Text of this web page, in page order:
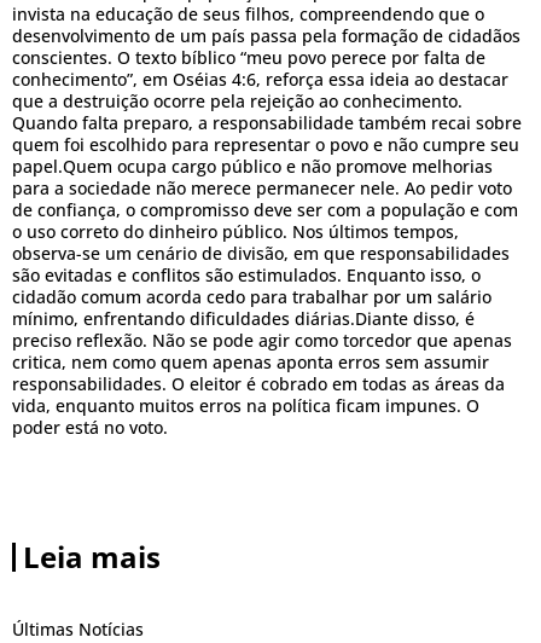
invista na educação de seus filhos, compreendendo que o
desenvolvimento de um país passa pela formação de cidadãos
conscientes. O texto bíblico “meu povo perece por falta de
conhecimento”, em Oséias 4:6, reforça essa ideia ao destacar
que a destruição ocorre pela rejeição ao conhecimento.
Quando falta preparo, a responsabilidade também recai sobre
quem foi escolhido para representar o povo e não cumpre seu
papel.Quem ocupa cargo público e não promove melhorias
para a sociedade não merece permanecer nele. Ao pedir voto
de confiança, o compromisso deve ser com a população e com
o uso correto do dinheiro público. Nos últimos tempos,
observa-se um cenário de divisão, em que responsabilidades
são evitadas e conflitos são estimulados. Enquanto isso, o
cidadão comum acorda cedo para trabalhar por um salário
mínimo, enfrentando dificuldades diárias.Diante disso, é
preciso reflexão. Não se pode agir como torcedor que apenas
critica, nem como quem apenas aponta erros sem assumir
responsabilidades. O eleitor é cobrado em todas as áreas da
vida, enquanto muitos erros na política ficam impunes. O
poder está no voto.
Leia mais
Últimas Notícias